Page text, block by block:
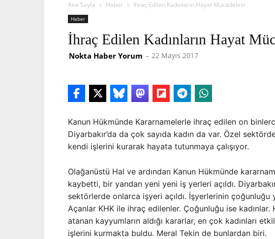
Ana Sayfa Haber İhraç Edilen Kadınların Hayat Mücadelesi
Haber
İhraç Edilen Kadınların Hayat
Nokta Haber Yorum - 22 Mayıs 2017
Kanun Hükmünde Kararnamelerle ihraç edilen on
Diyarbakır’da da çok sayıda kadın da var. Özel
kendi işlerini kurarak hayata tutunmaya çalışıyor.
Olağanüstü Hal ve ardından Kanun Hükmünde
kaybetti, bir yandan yeni yeni iş yerleri açıldı.
sektörlerde onlarca işyeri açıldı. İşyerlerinin
Açanlar KHK ile ihraç edilenler. Çoğunluğu ise kadınlar.
atanan kayyumların aldığı kararlar, en çok kadınları
işlerini kurmakta buldu. Meral Tekin de bunlardan biri.